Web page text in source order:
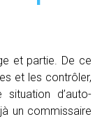
et partie. De ce
et les contrôler,
d’auto-
un commissaire